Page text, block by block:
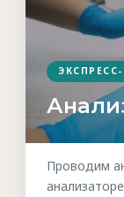
Проводим